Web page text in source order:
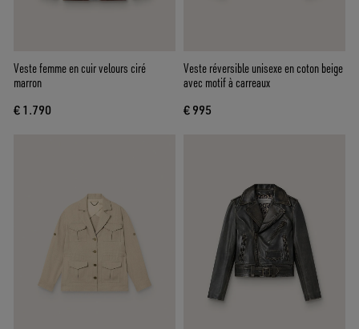
Veste femme en cuir velours ciré
marron
€ 1.790
Veste réversible unisexe en coton beige
avec motif à carreaux
€ 995